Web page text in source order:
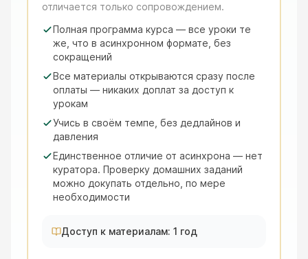
отличается только сопровождением.
Полная программа курса — все уроки те
же, что в асинхронном формате, без
сокращений
Все материалы открываются сразу после
оплаты — никаких доплат за доступ к
урокам
Учись в своём темпе, без дедлайнов и
давления
Единственное отличие от асинхрона — нет
куратора. Проверку домашних заданий
можно докупать отдельно, по мере
необходимости
Доступ к материалам: 1 год